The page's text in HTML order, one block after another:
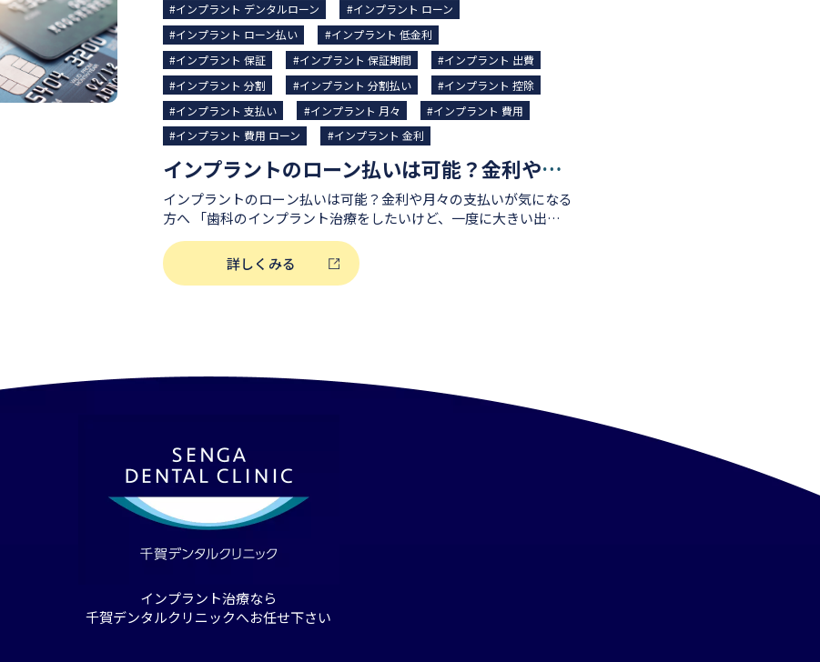
#インプラント デンタルローン
#インプラント ローン
#インプラント ローン払い
#インプラント 低金利
#インプラント 保証
#インプラント 保証期間
#インプラント 出費
#インプラント 分割
#インプラント 分割払い
#インプラント 控除
#インプラント 支払い
#インプラント 月々
#インプラント 費用
#インプラント 費用 ローン
#インプラント 金利
インプラントのローン払いは可能？金利や月々の支払いが気になる方へ
インプラントのローン払いは可能？金利や月々の支払いが気になる
方へ 「歯科のインプラント治療をしたいけど、一度に大きい出費
は避けたい...」という方も多くいらっしゃいます。そうした方にお
すすめなのが、インプラントの「デンタルローン」に対応した歯科
医院で治療を受けられることです。 この記事では、インプラント
回数を調整し、インプラント治療の月々の費用負担を低く抑えるこ
ローンなどを利用する方法も挙げられますが、それらに比べてデン
タルローンは同じ回数の分割払いでも、より低金利で利用できるの
が大きな特徴です。自身の都合に合わせて支払い回数を調整するこ
ともできます。ただし、デンタルローンに対応しているかどうかは
医院によって異なりますので、事前に確認しておくことが安心で
す。 お支払い方法について 月々4,300円〜のインプラント治療も可
能千賀デンタルのインプラント費用・デンタルローンについて 東
千賀デンタルクリニックのインプラント専門外来では、インプラン
ト治療費用にデンタルローンを利用していただくことも可能です。
詳しくみる
インプラント治療なら
千賀デンタルクリニックへお任せ下さい